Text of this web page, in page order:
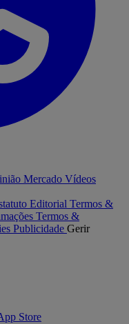
Mercado Vídeos
Editorial Termos &
Termos &
Publicidade Gerir
Store